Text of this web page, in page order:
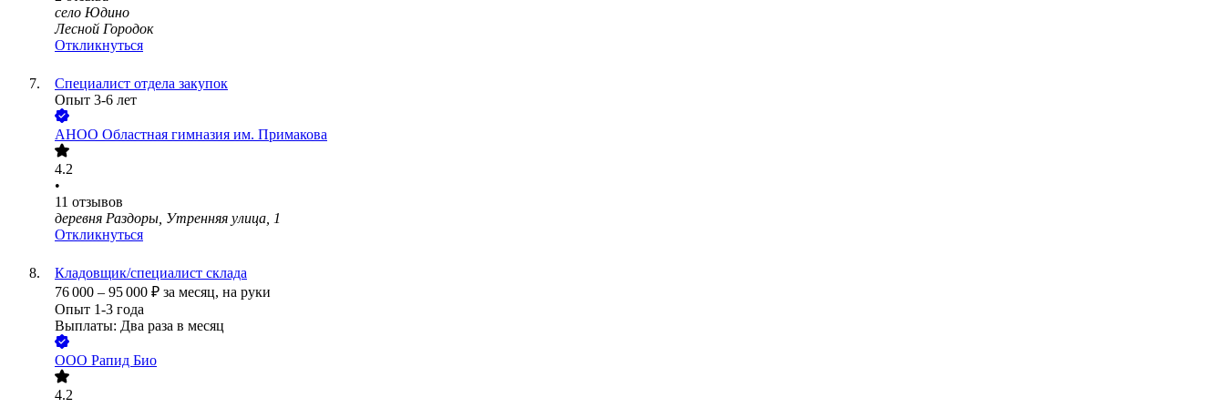
село Юдино
Лесной Городок
Откликнуться
Специалист отдела закупок
Опыт 3-6 лет
АНОО Областная гимназия им. Примакова
4.2
•
11 отзывов
деревня Раздоры, Утренняя улица, 1
Откликнуться
Кладовщик/специалист склада
76 000 – 95 000 ₽ за месяц, на руки
Опыт 1-3 года
Выплаты: Два раза в месяц
ООО Рапид Био
4.2